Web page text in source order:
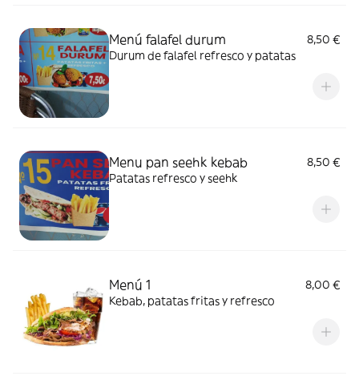
Menú falafel durum
8,50 €
Durum de falafel refresco y patatas
Menu pan seehk kebab
8,50 €
Patatas refresco y seehk
Menú 1
8,00 €
Kebab, patatas fritas y refresco